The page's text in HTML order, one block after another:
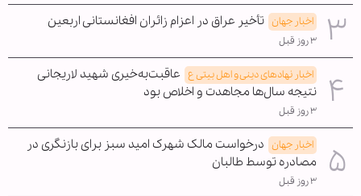
اخبار جهان تأخیر عراق در اعزام زائران افغانستانی اربعین
۳ روز قبل
اخبار نهادهای دینی و اهل بیتی ع عاقبت‌به‌خیری شهید لاریجانی
نتیجه سال‌ها مجاهدت و اخلاص بود
۳ روز قبل
اخبار جهان درخواست مالک شهرک امید سبز برای بازنگری در
مصادره توسط طالبان
۳ روز قبل